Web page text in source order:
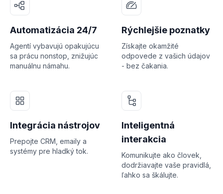
Automatizácia 24/7
Agentí vybavujú opakujúcu
sa prácu nonstop, znižujúc
manuálnu námahu.
Rýchlejšie poznatky
Získajte okamžité
odpovede z vašich údajov
- bez čakania.
Integrácia nástrojov
Prepojte CRM, emaily a
systémy pre hladký tok.
Inteligentná
interakcia
Komunikujte ako človek,
dodržiavajte vaše pravidlá,
ľahko sa škálujte.